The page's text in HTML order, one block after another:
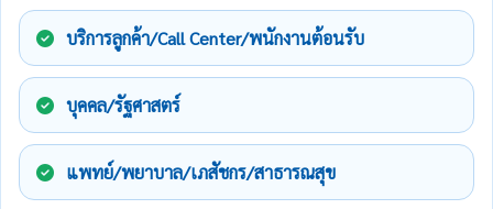
บริการลูกค้า/Call Center/พนักงานต้อนรับ
บุคคล/รัฐศาสตร์
แพทย์/พยาบาล/เภสัชกร/สาธารณสุข